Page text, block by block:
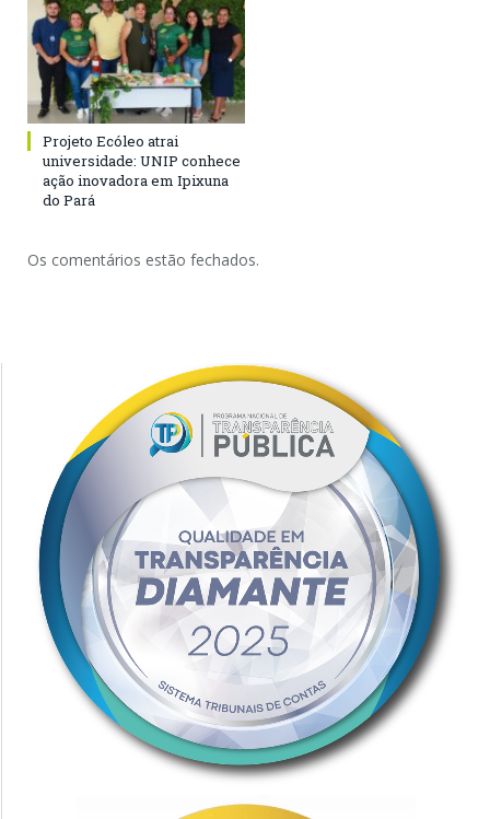
Projeto Ecóleo atrai
universidade: UNIP conhece
ação inovadora em Ipixuna
do Pará
Os comentários estão fechados.